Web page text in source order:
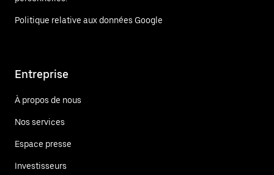
Politique relative aux données Google
Entreprise
À propos de nous
Nos services
Espace presse
Investisseurs